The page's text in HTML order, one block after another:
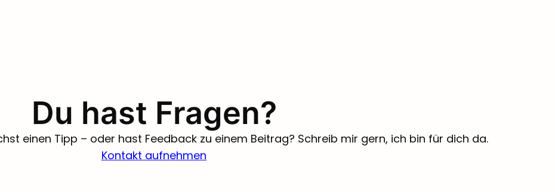
Du hast Fragen?
einen Tipp – oder hast Feedback zu einem Beitrag? Schreib mir gern, ich bin für dich da.
Kontakt aufnehmen